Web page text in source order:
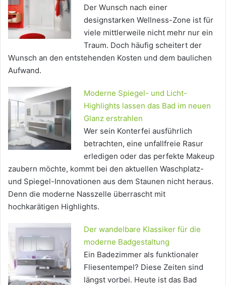
Der Wunsch nach einer
designstarken Wellness-Zone ist für
viele mittlerweile nicht mehr nur ein
Traum. Doch häufig scheitert der
Wunsch an den entstehenden Kosten und dem baulichen
Aufwand.
Moderne Spiegel- und Licht-
Highlights lassen das Bad im neuen
Glanz erstrahlen
Wer sein Konterfei ausführlich
betrachten, eine unfallfreie Rasur
erledigen oder das perfekte Makeup
zaubern möchte, kommt bei den aktuellen Waschplatz-
und Spiegel-Innovationen aus dem Staunen nicht heraus.
Denn die moderne Nasszelle überrascht mit
hochkarätigen Highlights.
Der wandelbare Klassiker für die
moderne Badgestaltung
Ein Badezimmer als funktionaler
Fliesentempel? Diese Zeiten sind
längst vorbei. Heute ist das Bad